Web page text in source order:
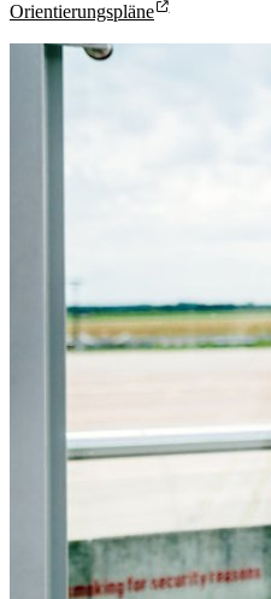
Orientierungspläne